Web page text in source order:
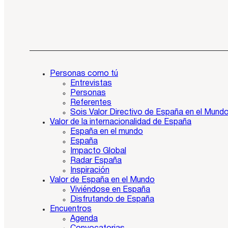
Personas como tú
Entrevistas
Personas
Referentes
Sois Valor Directivo de España en el
Valor de la internacionalidad de España
España en el mundo
España
Impacto Global
Radar España
Inspiración
Valor de España en el Mundo
Viviéndose en España
Disfrutando de España
Encuentros
Agenda